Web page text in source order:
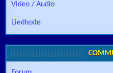
Video / Audio
Liedtexte